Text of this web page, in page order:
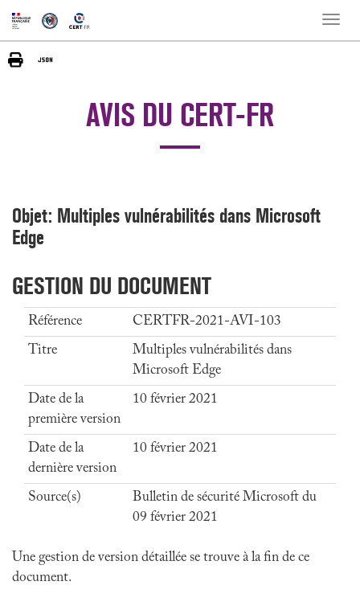
Toggle
AVIS DU CERT-FR
Objet: Multiples vulnérabilités dans Microsoft
Edge
GESTION DU DOCUMENT
Référence
CERTFR-2021-AVI-103
Titre
Multiples vulnérabilités dans
Microsoft Edge
Date de la
première version
10 février 2021
Date de la
dernière version
10 février 2021
Source(s)
Bulletin de sécurité Microsoft du
09 février 2021
Une gestion de version détaillée se trouve à la fin de ce
document.